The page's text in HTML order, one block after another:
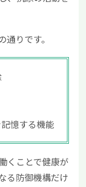
通りです。
憶する機能
くことで健康が
る防御機構だけ